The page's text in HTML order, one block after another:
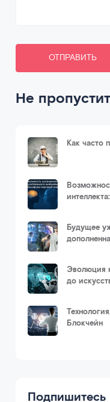
ОТПРАВИТЬ
Не
Как часто
Будущее
Эволюция
до
Блокчейн
Подпишитесь